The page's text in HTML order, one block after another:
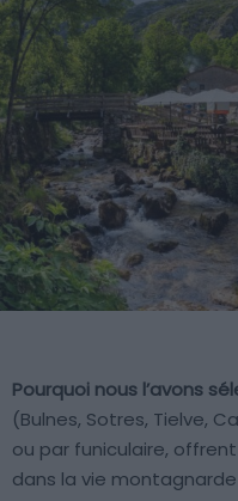
Pourquoi nous l’avons
(Bulnes, Sotres, Tielve,
ou par funiculaire,
dans la vie